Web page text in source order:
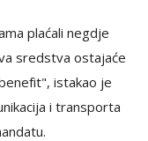
plaćali negdje
sredstva ostajaće
istakao je
i transporta